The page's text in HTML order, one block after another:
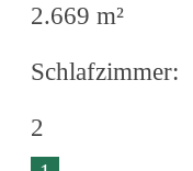
2.669 m²
Schlafzimmer:
2